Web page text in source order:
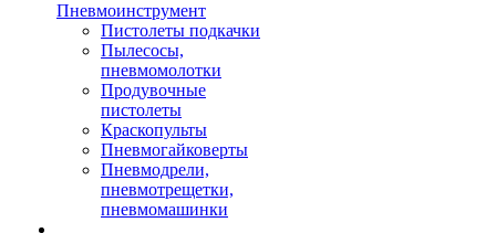
Пневмоинструмент
Пистолеты подкачки
Пылесосы,
пневмомолотки
Продувочные
пистолеты
Краскопульты
Пневмогайковерты
Пневмодрели,
пневмотрещетки,
пневмомашинки